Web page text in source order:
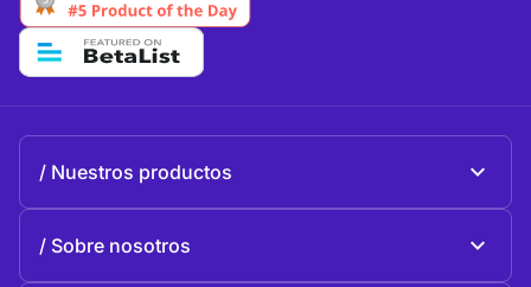
Nuestros productos
Sobre nosotros